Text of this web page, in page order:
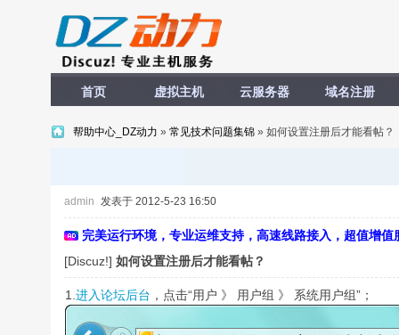
首页 虚拟主机 云服务器 域名注册
帮助中心_DZ动力 » 常见技术问题集锦 » 如何设置注册后才能看帖？
admin 发表于 2012-5-23 16:50
完美运行环境，专业运维支持，高速线路接入，超值增
[Discuz!] 如何设置注册后才能看帖？
1. 进入论坛后台 ，点击“用户 》 用户组 》 系统用户组”；